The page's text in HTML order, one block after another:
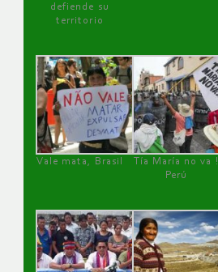
defiende su
territorio
Vale mata, Brasil
Tía María no va !
Perú